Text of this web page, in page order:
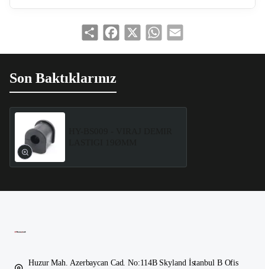
Share Facebook WhatsApp
Son Baktıklarınız
Huzur Mah. Azerbaycan Cad. No:114B Skyland İstanbul B Ofis